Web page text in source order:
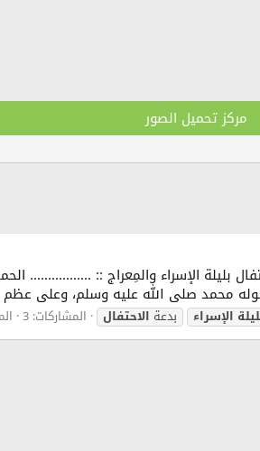
مركز تحميل الصور
بليلة الإسراء والمِعراج :: .................
محمد صلى الله عليه وسلم، وعلى عظم
الإسراء بدعةالاحتفال المشاركات: 3